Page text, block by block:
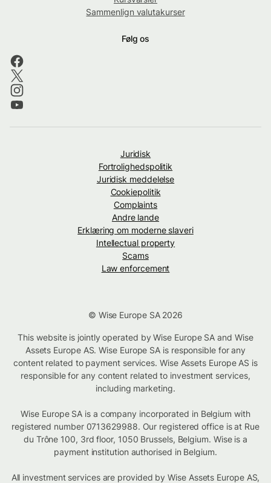
Sammenlign valutakurser
Følg os
Juridisk
Fortrolighedspolitik
Juridisk meddelelse
Cookiepolitik
Complaints
Andre lande
Erklæring om moderne slaveri
Intellectual property
Scams
Law enforcement
© Wise Europe SA 2026
This website is jointly operated by Wise Europe SA and Wise
Assets Europe AS. Wise Europe SA is responsible for any
content related to payment services. Wise Assets Europe AS is
responsible for any content related to investment services,
including marketing.
Wise Europe SA is a company incorporated in Belgium with
registered number 0713629988. Our registered office is at Rue
du Trône 100, 3rd floor, 1050 Brussels, Belgium. Wise is a
payment institution authorised in Belgium.
All investment services are provided by Wise Assets Europe AS,